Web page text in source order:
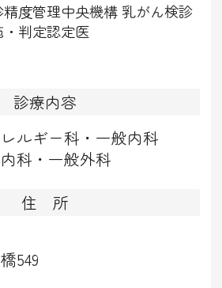
度管理中央機構 乳がん検診
判定認定医
診療内容
ルギー科・一般内科
科・一般外科
住 所
549